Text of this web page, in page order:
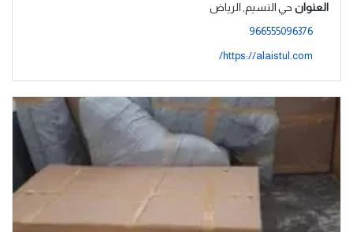
العنوان حي النسيم, الرياض
966555096376
https://alaistul.com/